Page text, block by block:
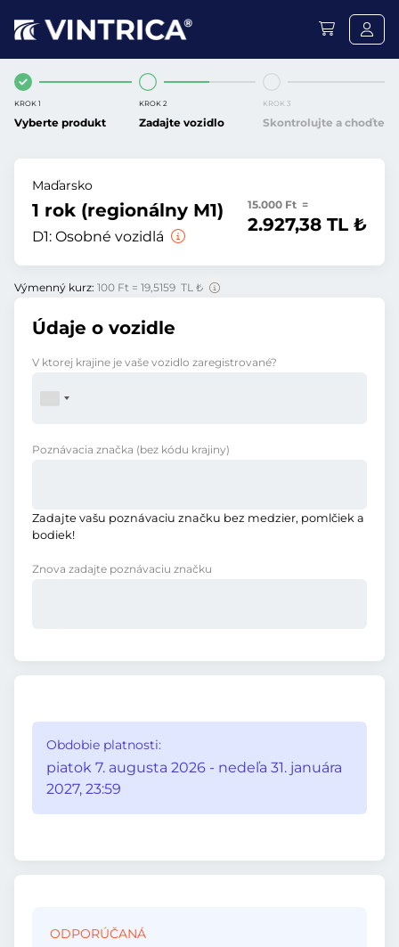
KROK 1
Vyberte produkt
KROK 2
Zadajte vozidlo
KROK 3
Skontrolujte a choďte
Maďarsko
1 rok (regionálny M1)
D1: Osobné vozidlá
15.000 Ft =
2.927,38 TL ₺
Výmenný kurz: 100 Ft = 19,5159 TL ₺
Údaje o vozidle
V ktorej krajine je vaše vozidlo zaregistrované?
Poznávacia značka (bez kódu krajiny)
Zadajte vašu poznávaciu značku bez medzier, pomlčiek a
bodiek!
Znova zadajte poznávaciu značku
Obdobie platnosti:
piatok 7. augusta 2026 - nedeľa 31. januára
2027, 23:59
ODPORÚČANÁ